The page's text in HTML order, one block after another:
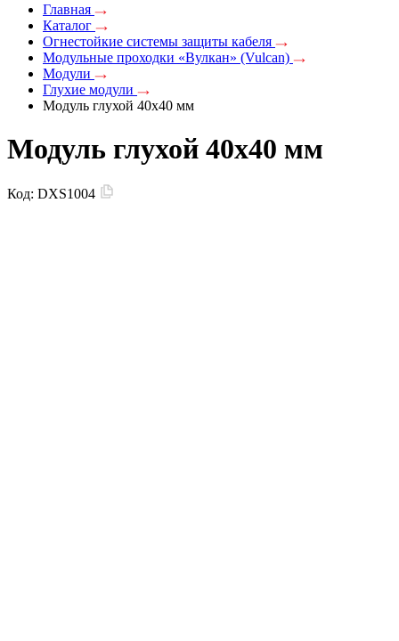
Главная
Каталог
Огнестойкие системы защиты кабеля
Модульные проходки «Вулкан» (Vulcan)
Модули
Глухие модули
Модуль глухой 40х40 мм
Модуль глухой 40х40 мм
Код: DXS1004